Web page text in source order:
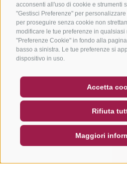
acconsenti all'uso di cookie e strumenti
"Gestisci Preferenze" per
per proseguire senza cookie non
modificare le tue preferenze in
"Preferenze Cookie" in fondo alla
basso a sinistra. Le tue preferenze si
dispositivo in uso.
Accetta
Rifiuta
Maggiori
NEWSLETTER
SOCIAL WALL